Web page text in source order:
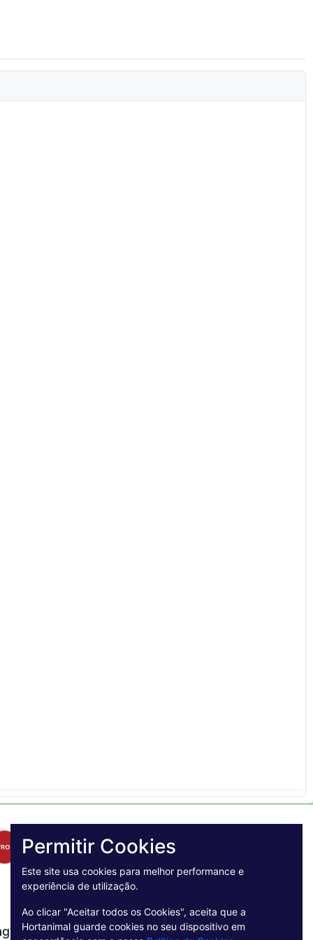
Seguro
Permitir Cookies
Este site usa cookies para melhor performance e
experiência de utilização.
Ao clicar "Aceitar todos os Cookies", aceita que a
Hortanimal guarde cookies no seu dispositivo em